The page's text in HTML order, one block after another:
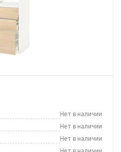
Нет в наличии
Нет в наличии
Нет в наличии
Нет в наличии